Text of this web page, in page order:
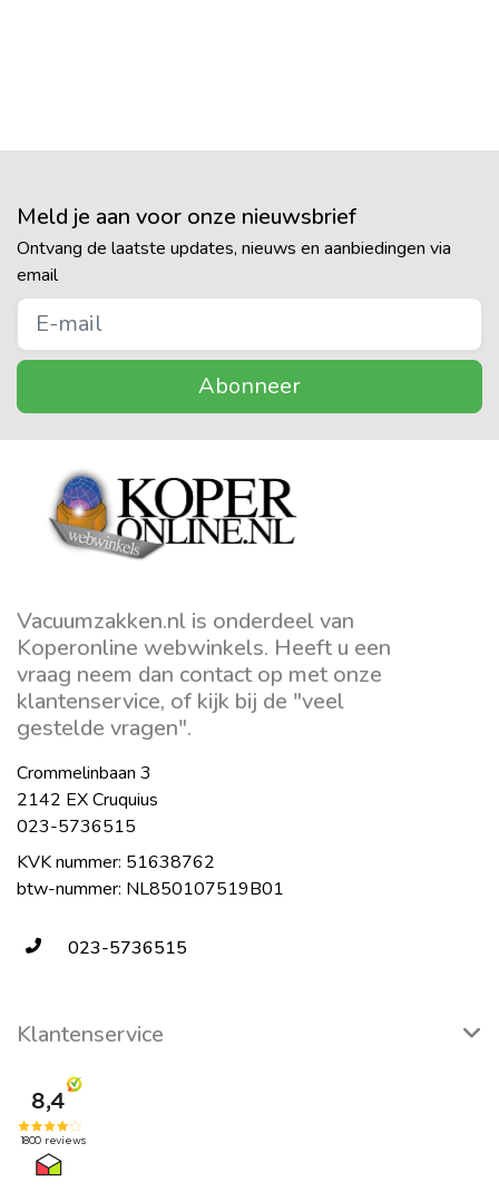
Meld je aan voor onze nieuwsbrief
Ontvang de laatste updates, nieuws en aanbiedingen via
email
Abonneer
Vacuumzakken.nl is onderdeel van
Koperonline webwinkels. Heeft u een
vraag neem dan contact op met onze
klantenservice, of kijk bij de "veel
gestelde vragen".
Crommelinbaan 3
2142 EX Cruquius
023-5736515
KVK nummer: 51638762
btw-nummer: NL850107519B01
023-5736515
Klantenservice